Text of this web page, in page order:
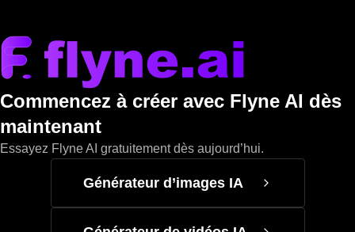
Commencez à créer avec Flyne AI dès
maintenant
Essayez Flyne AI gratuitement dès aujourd’hui.
Générateur d’images IA